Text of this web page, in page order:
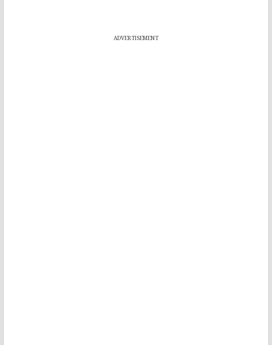
ADVERTISEMENT